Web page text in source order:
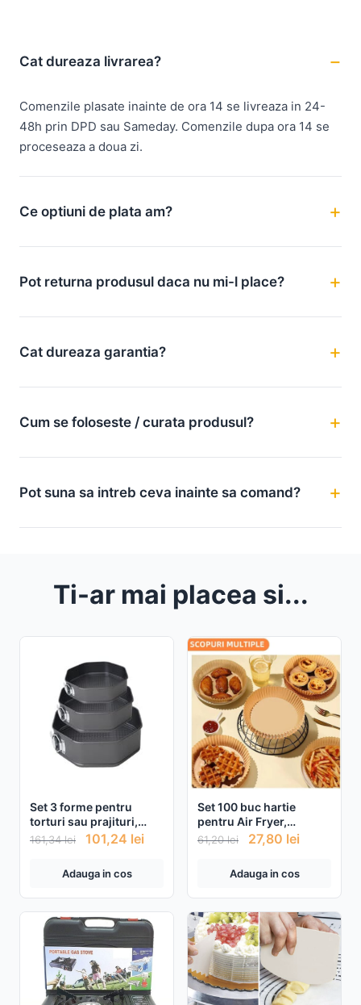
Cat dureaza livrarea?
Comenzile plasate inainte de ora 14 se livreaza in 24-
48h prin DPD sau Sameday. Comenzile dupa ora 14 se
proceseaza a doua zi.
Ce optiuni de plata am?
Pot returna produsul daca nu mi-l place?
Cat dureaza garantia?
Cum se foloseste / curata produsul?
Pot suna sa intreb ceva inainte sa comand?
Ti-ar mai placea si...
Set 3 forme pentru
torturi sau prajituri,
forma octogonala
161,34lei 101,24 lei
Adauga in cos
Set 100 buc hartie
pentru Air Fryer,
universale
61,20lei 27,80 lei
Adauga in cos